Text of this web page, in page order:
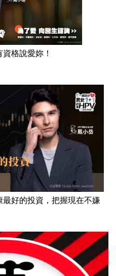
格說愛妳！
好的投資，把握現在不嫌